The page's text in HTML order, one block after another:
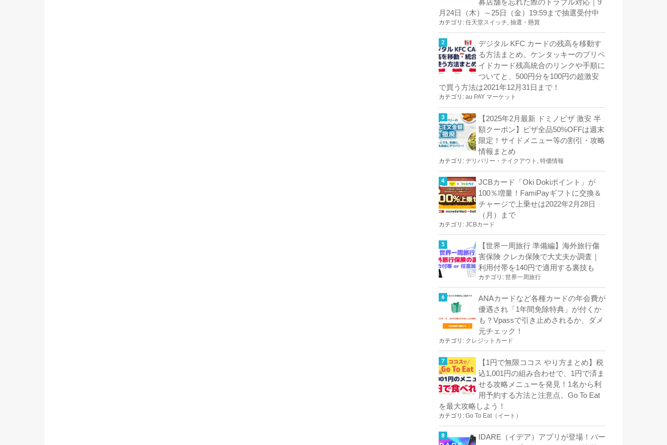
募店舗を忘れた際のトラブル対応｜9
月24日（木）～25日（金）19:59まで抽選受付中
カテゴリ: 任天堂スイッチ, 抽選・懸賞
デジタル KFC カードの残高を移動す
る方法まとめ。ケンタッキーのプリペ
イドカード残高統合のリンクや手順に
ついてと、500円分を100円の超激安
で買う方法は2021年12月31日まで！
カテゴリ: au PAY マーケット
【2025年2月最新 ドミノピザ 激安 半
額クーポン】ピザ全品50%OFFは週末
限定！サイドメニュー等の割引・攻略
情報まとめ
カテゴリ: デリバリー・テイクアウト 特価情報
JCBカード「Oki Dokiポイント」が
100％増量！FamiPayギフトに交換＆
チャージで上乗せは2022年2月28日
（月）まで
カテゴリ: JCBカード
【世界一周旅行 準備編】海外旅行傷
害保険 クレカ保険で大丈夫か調査｜
利用付帯を140円で適用する裏技も
カテゴリ: 世界一周旅行
ANAカードなど各種カードの年会費が
優遇され「1年間免除特典」が付くか
も？Vpassで引き止めされるか、ダメ
元チェック！
カテゴリ: クレジットカード
【1円で無限ココス やり方まとめ】税
込1,001円の組み合わせで、1円で済ま
せる攻略メニューを発見！1名から利
用予約する方法と注意点。Go To Eat
を最大攻略しよう！
カテゴリ: Go To Eat（イート）
IDARE（イデア）アプリが登場！バー